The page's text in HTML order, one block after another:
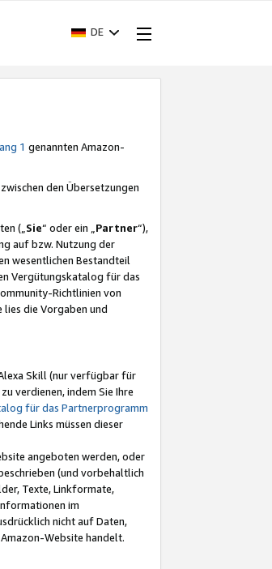
DE
1 genannten Amazon-
den Übersetzungen
(„Sie“ oder ein „Partner“),
auf bzw. Nutzung der
wesentlichen Bestandteil
Vergütungskatalog für das
Richtlinien von
die Vorgaben und
Skill (nur verfügbar für
verdienen, indem Sie Ihre
für das Partnerprogramm
Links müssen dieser
angeboten werden, oder
(und vorbehaltlich
Texte, Linkformate,
im
nicht auf Daten,
Website handelt.